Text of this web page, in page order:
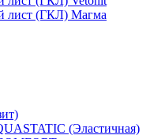
лист (ГКЛ) Магма
(Эластичная)